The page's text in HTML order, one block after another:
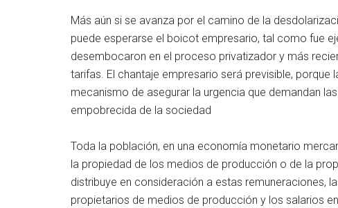
Más aún si se avanza por el camino de la
puede esperarse el boicot empresario, tal como fue
desembocaron en el proceso privatizador y más
tarifas. El chantaje empresario será previsible,
mecanismo de asegurar la urgencia que demandan
empobrecida de la sociedad
Toda la población, en una economía monetario
la propiedad de los medios de producción o de la
distribuye en consideración a estas remuneraciones,
propietarios de medios de producción y los salarios